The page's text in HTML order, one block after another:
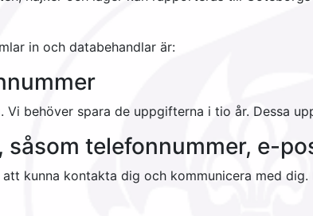
in och databehandlar är:
behöver spara de uppgifterna i tio år. Dessa
telefonnummer, e-
kunna kontakta dig och kommunicera med